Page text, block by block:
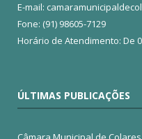
E-mail:
Fone: (91) 98605-7129
Horário de Atendimento: De
ÚLTIMAS PUBLICAÇÕES